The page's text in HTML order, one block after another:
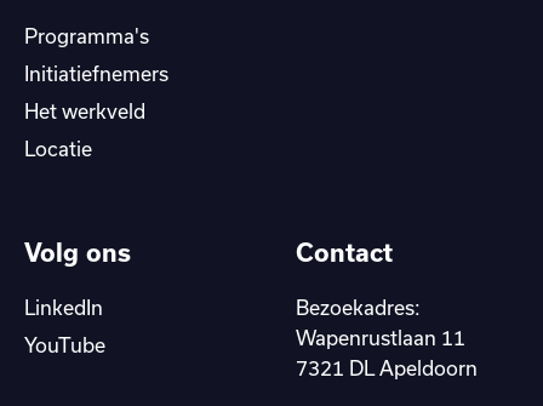
Programma's
Initiatiefnemers
Het werkveld
Locatie
Volg ons
LinkedIn
YouTube
Contact
Bezoekadres:
Wapenrustlaan 11
7321 DL Apeldoorn